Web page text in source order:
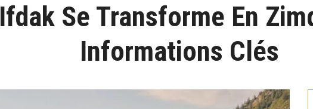
Ifdak Se Transforme En
Informations Clés